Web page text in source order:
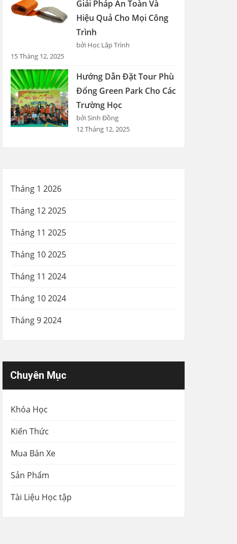
Giải Pháp An Toàn Và
Hiệu Quả Cho Mọi Công
Trình
bởi Học Lập Trình
15 Tháng 12, 2025
Hướng Dẫn Đặt Tour Phù
Đổng Green Park Cho Các
Trường Học
bởi Sinh Đồng
12 Tháng 12, 2025
Tháng 1 2026
Tháng 12 2025
Tháng 11 2025
Tháng 10 2025
Tháng 11 2024
Tháng 10 2024
Tháng 9 2024
Chuyên Mục
Khóa Học
Kiến Thức
Mua Bán Xe
Sản Phẩm
Tài Liệu Học tập